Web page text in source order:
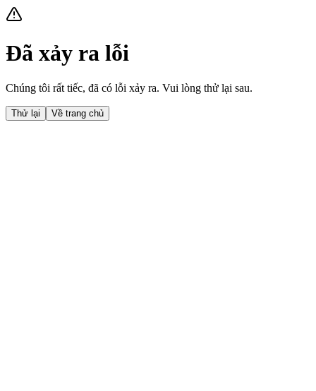
Đã xảy ra lỗi
Chúng tôi rất tiếc, đã có lỗi xảy ra. Vui lòng thử lại sau.
Thử lại Về trang chủ